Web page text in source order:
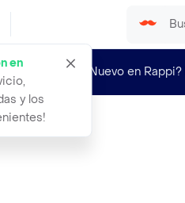
en
y los
¿Nuevo en Rappi?